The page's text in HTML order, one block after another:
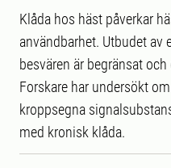
Klåda hos häst påverkar
användbarhet. Utbudet av
besvären är begränsat
Forskare har undersökt
kroppsegna
med kronisk klåda.